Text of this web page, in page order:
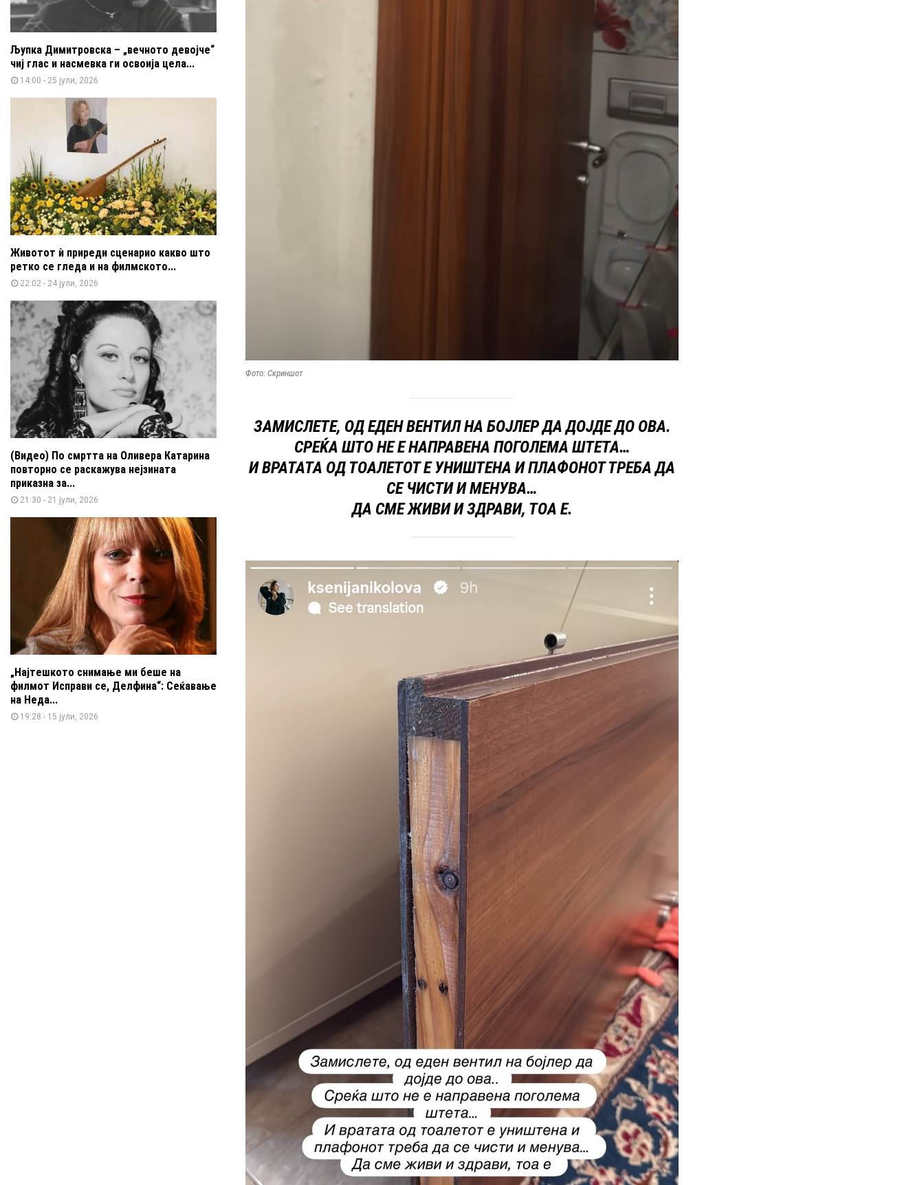
Фото: Скриншот
ЗАМИСЛЕТЕ, ОД ЕДЕН ВЕНТИЛ НА БОЈЛЕР ДА ДОЈДЕ ДО ОВА.
СРЕЌА ШТО НЕ Е НАПРАВЕНА ПОГОЛЕМА ШТЕТА…
И ВРАТАТА ОД ТОАЛЕТОТ Е УНИШТЕНА И ПЛАФОНОТ ТРЕБА ДА
СЕ ЧИСТИ И МЕНУВА…
ДА СМЕ ЖИВИ И ЗДРАВИ, ТОА Е.
Љупка Димитровска – „вечното девојче“
чиј глас и насмевка ги освоија цела...
14:00 - 25 јули, 2026
Животот ѝ приреди сценарио какво што
ретко се гледа и на филмското...
22:02 - 24 јули, 2026
(Видео) По смртта на Оливера Катарина
повторно се раскажува нејзината
приказна за...
21:30 - 21 јули, 2026
„Најтешкото снимање ми беше на
филмот Исправи се, Делфина“: Сеќавање
на Неда...
19:28 - 15 јули, 2026